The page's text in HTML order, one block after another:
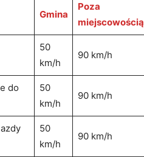
Gmina
Poza
miejscowością
50
km/h
90 km/h
do
50
km/h
90 km/h
50
km/h
90 km/h